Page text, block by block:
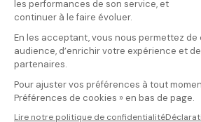
Donnez votre avis
Votre note
Votre commentaire
Il faut vous connecter pour
publier un avis